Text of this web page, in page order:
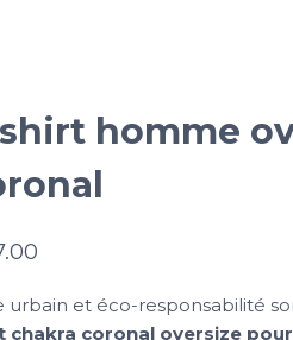
homme
urbain et éco-responsabilité
chakra coronal oversize